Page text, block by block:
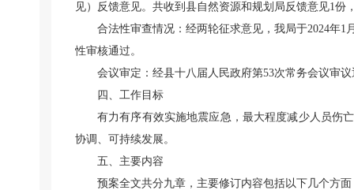
见）反馈意见。共收到县自然资源和规划局反馈意见1份
合法性审查情况：经两轮征求意见，我局于2024年1
性审核通过。
会议审定：经县十八届人民政府第53次常务会议审
四、工作目标
有力有序有效实施地震应急，最大程度减少人员伤
协调、可持续发展。
五、主要内容
预案全文共分九章，主要修订内容包括以下几个方面